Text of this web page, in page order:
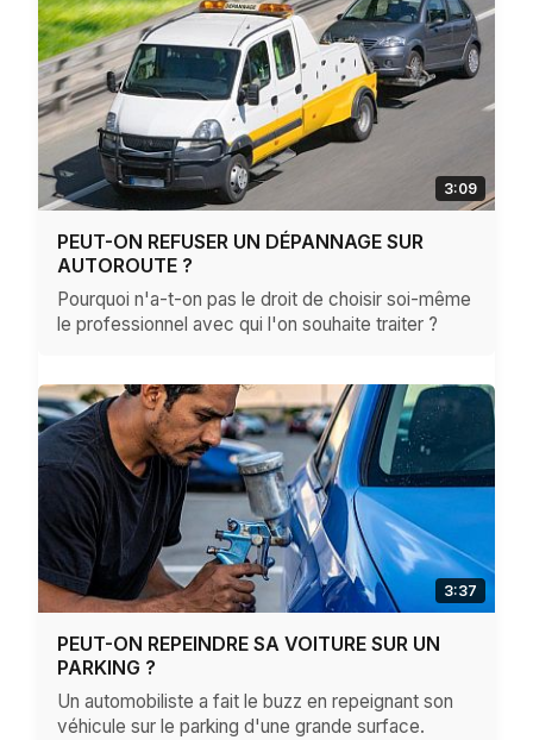
3:09
PEUT-ON REFUSER UN DÉPANNAGE SUR
AUTOROUTE ?
Pourquoi n'a-t-on pas le droit de choisir soi-même
le professionnel avec qui l'on souhaite traiter ?
3:37
PEUT-ON REPEINDRE SA VOITURE SUR UN
PARKING ?
Un automobiliste a fait le buzz en repeignant son
véhicule sur le parking d'une grande surface.